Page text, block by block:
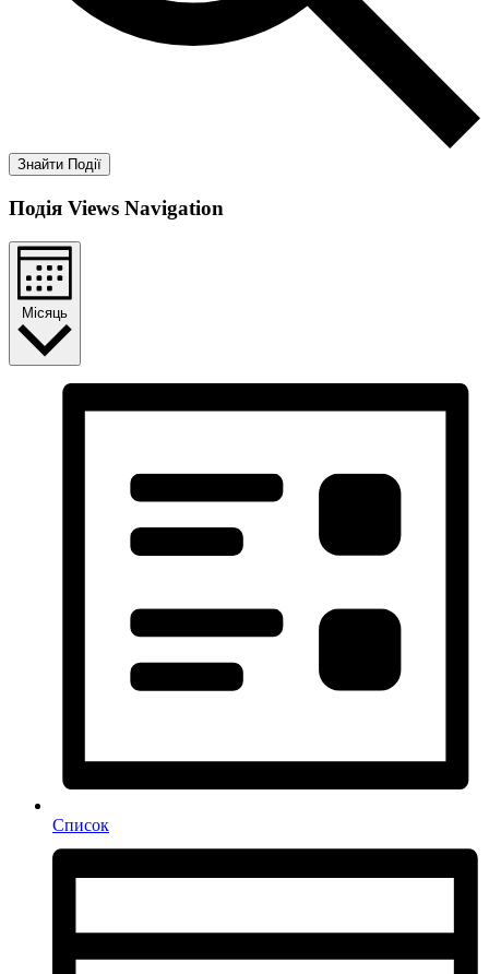
Знайти Події
Подія Views Navigation
Місяць
Список